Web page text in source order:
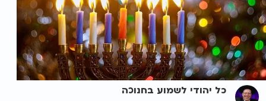
כל יהודי לשמוע בחנוכה